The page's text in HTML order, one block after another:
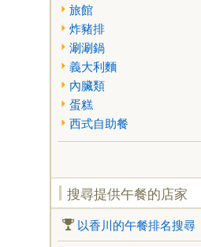
旅館
炸豬排
涮涮鍋
義大利麵
內臟類
蛋糕
西式自助餐
搜尋提供午餐的店家
以香川的午餐排名搜尋